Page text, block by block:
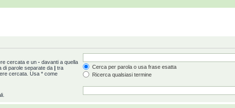
cercata e un - davanti a quella
di parole separate da | tra
cercata. Usa * come
Cerca per parola o usa frase esatta
Ricerca qualsiasi termine